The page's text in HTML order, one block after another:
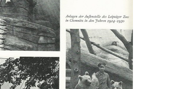
speichert die gewählten
des Nutzers